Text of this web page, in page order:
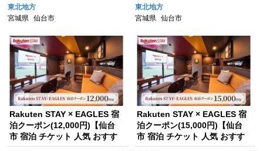
東北地方
宮城県
仙台市
東北地方
宮城県 仙台市
Rakuten STAY × EAGLES 宿
泊クーポン(12,000円)【仙台
市 宿泊 チケット 人気 おすす
Rakuten STAY × EAGLES 宿
泊クーポン(15,000円)【仙台
市 宿泊 チケット 人気 おすす